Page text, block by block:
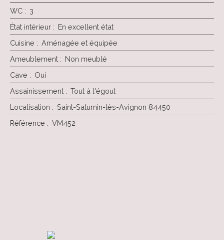
WC : 3
État intérieur : En excellent état
Cuisine : Aménagée et équipée
Ameublement : Non meublé
Cave : Oui
Assainissement : Tout à l'égout
Localisation : Saint-Saturnin-lès-Avignon 84450
Référence : VM452